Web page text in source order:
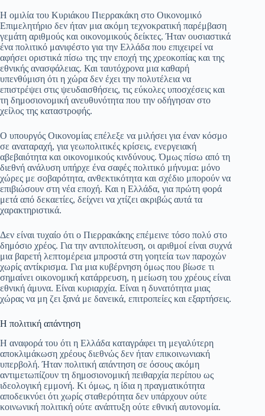
pp
m
στ
εί
τε
Η ομιλία του Κυριάκου Πιερρακάκη στο Οικονομικό
Επιμελητήριο δεν ήταν μια ακόμη τεχνοκρατική παρέμβαση
γεμάτη αριθμούς και οικονομικούς δείκτες. Ήταν ουσιαστικά
ένα πολιτικό μανιφέστο για την Ελλάδα που επιχειρεί να
αφήσει οριστικά πίσω της την εποχή της χρεοκοπίας και της
εθνικής ανασφάλειας. Και ταυτόχρονα μια καθαρή
υπενθύμιση ότι η χώρα δεν έχει την πολυτέλεια να
επιστρέψει στις ψευδαισθήσεις, τις εύκολες υποσχέσεις και
τη δημοσιονομική ανευθυνότητα που την οδήγησαν στο
χείλος της καταστροφής.
Ο υπουργός Οικονομίας επέλεξε να μιλήσει για έναν κόσμο
σε αναταραχή, για γεωπολιτικές κρίσεις, ενεργειακή
αβεβαιότητα και οικονομικούς κινδύνους. Όμως πίσω από τη
διεθνή ανάλυση υπήρχε ένα σαφές πολιτικό μήνυμα: μόνο
χώρες με σοβαρότητα, ανθεκτικότητα και σχέδιο μπορούν να
επιβιώσουν στη νέα εποχή. Και η Ελλάδα, για πρώτη φορά
μετά από δεκαετίες, δείχνει να χτίζει ακριβώς αυτά τα
χαρακτηριστικά.
Δεν είναι τυχαίο ότι ο Πιερρακάκης επέμεινε τόσο πολύ στο
δημόσιο χρέος. Για την αντιπολίτευση, οι αριθμοί είναι συχνά
μια βαρετή λεπτομέρεια μπροστά στη γοητεία των παροχών
χωρίς αντίκρισμα. Για μια κυβέρνηση όμως που βίωσε τι
σημαίνει οικονομική κατάρρευση, η μείωση του χρέους είναι
εθνική άμυνα. Είναι κυριαρχία. Είναι η δυνατότητα μιας
χώρας να μη ζει ξανά με δανεικά, επιτροπείες και εξαρτήσεις.
Η πολιτική απάντηση
Η αναφορά του ότι η Ελλάδα καταγράφει τη μεγαλύτερη
αποκλιμάκωση χρέους διεθνώς δεν ήταν επικοινωνιακή
υπερβολή. Ήταν πολιτική απάντηση σε όσους ακόμη
αντιμετωπίζουν τη δημοσιονομική πειθαρχία περίπου ως
ιδεολογική εμμονή. Κι όμως, η ίδια η πραγματικότητα
αποδεικνύει ότι χωρίς σταθερότητα δεν υπάρχουν ούτε
κοινωνική πολιτική ούτε ανάπτυξη ούτε εθνική αυτονομία.